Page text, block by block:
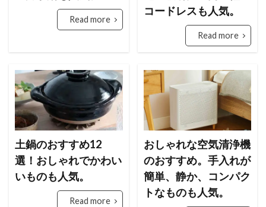
Read more
コードレスも人気。
Read more
土鍋のおすすめ12
選！おしゃれでかわい
いものも人気。
Read more
おしゃれな空気清浄機
のおすすめ。手入れが
簡単、静か、コンパク
トなものも人気。